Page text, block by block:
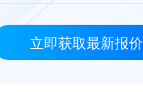
立即获取最新报价